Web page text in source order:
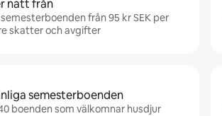
natt från
från 95 kr SEK per
skatter och avgifter
semesterboenden
boenden som välkomnar husdjur